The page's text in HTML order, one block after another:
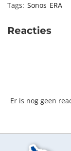
Tags: Sonos ERA
Reacties
Er is nog geen